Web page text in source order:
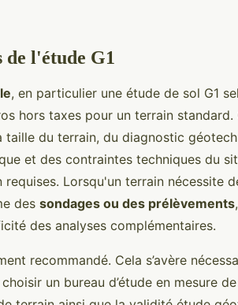
l'étude G1
, en particulier une étude de sol G1
hors taxes pour un terrain standard.
du terrain, du diagnostic
et des contraintes techniques du
Lorsqu'un terrain nécessite
des sondages ou des prélèvements
des analyses complémentaires.
recommandé. Cela s’avère
un bureau d’étude en mesure